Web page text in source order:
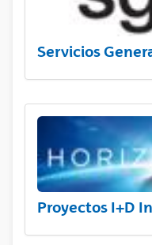
Servicios
Proyectos I+D